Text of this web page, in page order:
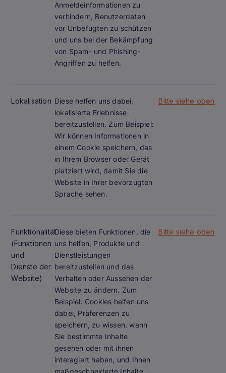
Anmeldeinformationen zu
verhindern, Benutzerdaten
vor Unbefugten zu schützen
und uns bei der Bekämpfung
von Spam- und Phishing-
Angriffen zu helfen.
Lokalisation Diese helfen uns dabei,
lokalisierte Erlebnisse
bereitzustellen. Zum Beispiel:
Wir können Informationen in
einem Cookie speichern, das
in Ihrem Browser oder Gerät
platziert wird, damit Sie die
Website in Ihrer bevorzugten
Sprache sehen.
Bitte siehe oben
Funktionalität
(Funktionen
und
Dienste der
Website)
Diese bieten Funktionen, die
uns helfen, Produkte und
Dienstleistungen
bereitzustellen und das
Verhalten oder Aussehen der
Website zu ändern. Zum
Beispiel: Cookies helfen uns
dabei, Präferenzen zu
speichern, zu wissen, wann
Sie bestimmte Inhalte
gesehen oder mit ihnen
interagiert haben, und Ihnen
maßgeschneiderte Inhalte
Bitte siehe oben